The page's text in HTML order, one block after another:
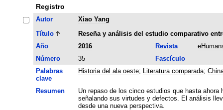
Registro
Autor
Xiao Yang
Título
Reseña y análisis del estudio comparativo
Año
2016 Revista
Número
35
Fascículo
Palabras
clave
Historia del ala oeste; Literatura comparada;
Resumen
Un repaso de los cinco estudios que hasta ahora
señalando sus virtudes y defectos. El análisis
desde una nueva perspectiva.